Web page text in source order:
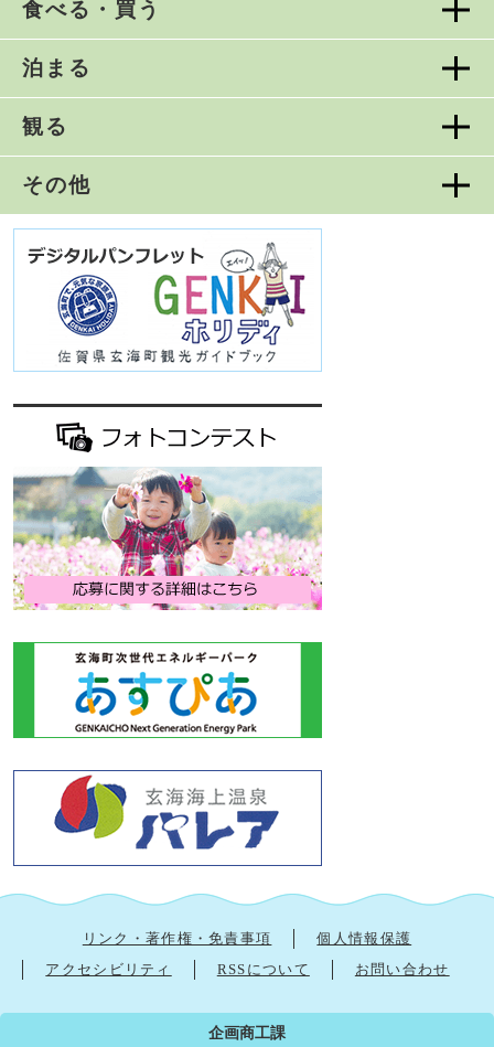
食べる・買う
泊まる
観る
その他
リンク・著作権・免責事項
個人情報保護
アクセシビリティ
RSSについて お問い合わせ
企画商工課